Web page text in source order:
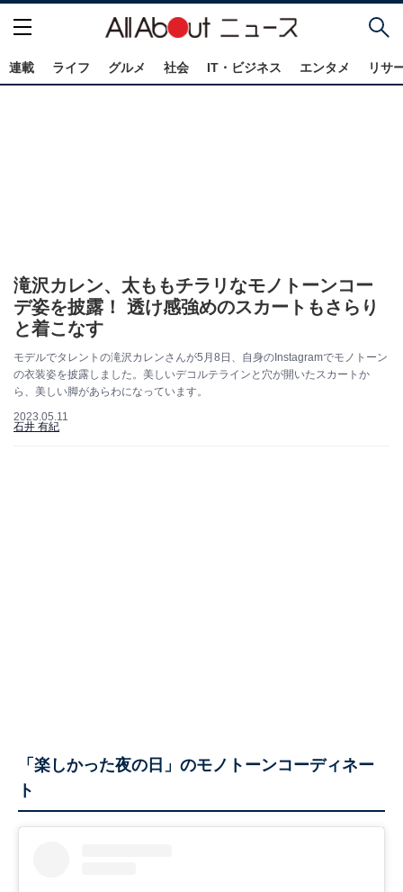
連載 ライフ グルメ 社会 IT・ビジネス エンタメ リサ
滝沢カレン、太ももチラリなモノトーンコー
デ姿を披露！ 透け感強めのスカートもさらり
と着こなす
モデルでタレントの滝沢カレンさんが5月8日、自身のInstagramでモノトーン
の衣装姿を披露しました。美しいデコルテラインと穴が開いたスカートか
ら、美しい脚があらわになっています。
2023.05.11
石井 有紀
「楽しかった夜の日」のモノトーンコーディネー
ト